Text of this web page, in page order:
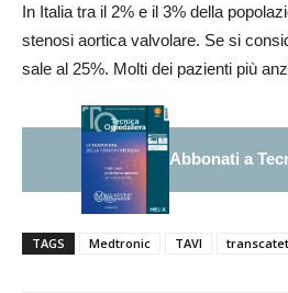
In Italia tra il 2% e il 3% della
stenosi aortica valvolare. Se si
sale al 25%. Molti dei pazienti più
Abbonati a
TAGS Medtronic TAVI